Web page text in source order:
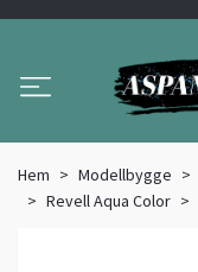
Hem Modellbygge
Revell Aqua Color